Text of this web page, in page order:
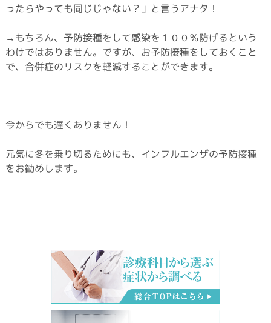
ったらやっても同じじゃない？」と言うアナタ！
→もちろん、予防接種をして感染を１００％防げるという
わけではありません。ですが、お予防接種をしておくこと
で、合併症のリスクを軽減することができます。
今からでも遅くありません！
元気に冬を乗り切るためにも、インフルエンザの予防接種
をお勧めします。